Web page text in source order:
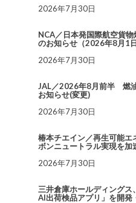
2026年7月30日
NCA／日本発国際航空貨
のお知らせ（2026年8月1
2026年7月30日
JAL／2026年8月前半 燃
お知らせ(変更)
2026年7月30日
椿本チエイン／再生可能エ
ボンニュートラル実現を加
2026年7月30日
三井倉庫ホールディングス
AI出荷検品アプリ」を開発